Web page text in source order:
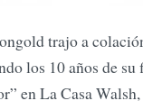
trajo a
los 10 años de
en La Casa